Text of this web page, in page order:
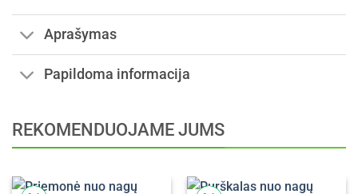
Aprašymas
Papildoma informacija
REKOMENDUOJAME JUMS